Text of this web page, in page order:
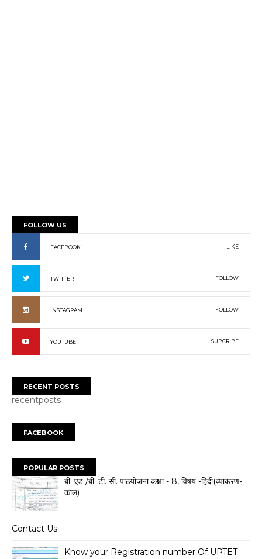
FOLLOW US
FACEBOOK LIKE
TWITTER FOLLOW
INSTAGRAM FOLLOW
YOUTUBE SUBCRIBE
RECENT POSTS
recentposts
FACEBOOK
POPULAR POSTS
बी. एड./बी. टी. सी. पाठयोजना कक्षा - 8, विषय -हिंदी(व्याकरण-
काल)
Contact Us
Know your Registration number Of UPTET